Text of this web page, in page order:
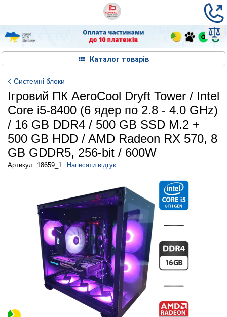
Каталог товарів
Системні блоки
Ігровий ПК AeroCool Dryft Tower / Intel
Core i5-8400 (6 ядер по 2.8 - 4.0 GHz)
/ 16 GB DDR4 / 500 GB SSD M.2 +
500 GB HDD / AMD Radeon RX 570, 8
GB GDDR5, 256-bit / 600W
Артикул: 18659_1 Написати відгук